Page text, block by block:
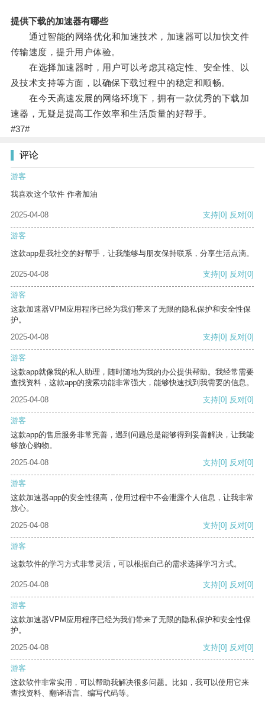
提供下载的加速器有哪些
通过智能的网络优化和加速技术，加速器可以加快文件
传输速度，提升用户体验。
在选择加速器时，用户可以考虑其稳定性、安全性、以
及技术支持等方面，以确保下载过程中的稳定和顺畅。
在今天高速发展的网络环境下，拥有一款优秀的下载加
速器，无疑是提高工作效率和生活质量的好帮手。
#37#
评论
游客
我喜欢这个软件 作者加油
2025-04-08 支持[0] 反对[0]
游客
这款app是我社交的好帮手，让我能够与朋友保持联系，分享生活点滴。
2025-04-08 支持[0] 反对[0]
游客
这款加速器VPM应用程序已经为我们带来了无限的隐私保护和安全性保
护。
2025-04-08
支持[0] 反对[0]
游客
这款app就像我的私人助理，随时随地为我的办公提供帮助。我经常需要
查找资料，这款app的搜索功能非常强大，能够快速找到我需要的信息。
2025-04-08
支持[0] 反对[0]
游客
这款app的售后服务非常完善，遇到问题总是能够得到妥善解决，让我能
够放心购物。
2025-04-08
支持[0] 反对[0]
游客
这款加速器app的安全性很高，使用过程中不会泄露个人信息，让我非常
放心。
2025-04-08
支持[0] 反对[0]
游客
这款软件的学习方式非常灵活，可以根据自己的需求选择学习方式。
2025-04-08 支持[0] 反对[0]
游客
这款加速器VPM应用程序已经为我们带来了无限的隐私保护和安全性保
护。
2025-04-08
支持[0] 反对[0]
游客
这款软件非常实用，可以帮助我解决很多问题。比如，我可以使用它来
查找资料、翻译语言、编写代码等。